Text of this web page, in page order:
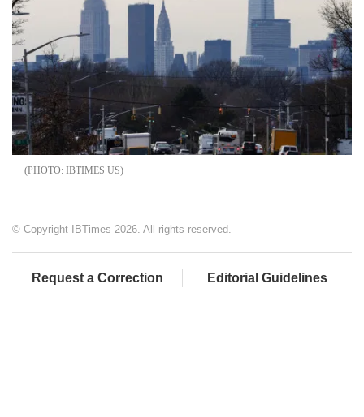
IBTIMES US
© Copyright IBTimes 2026. All rights reserved.
Request a Correction Editorial Guidelines